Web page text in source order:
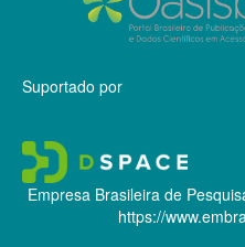
Suportado por
Empresa Brasileira de
https://